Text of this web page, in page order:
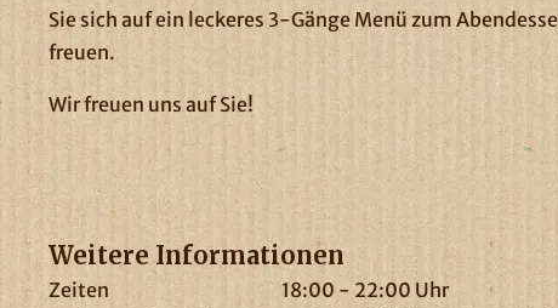
Sie sich auf ein leckeres 3-Gänge Menü zum
freuen.
Wir freuen uns auf Sie!
Weitere Informationen
Zeiten
18:00 - 22:00 Uhr